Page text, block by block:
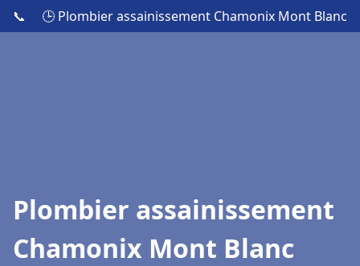
📞 🕒 Plombier assainissement Chamonix Mont Blanc
Plombier assainissement
Chamonix Mont Blanc